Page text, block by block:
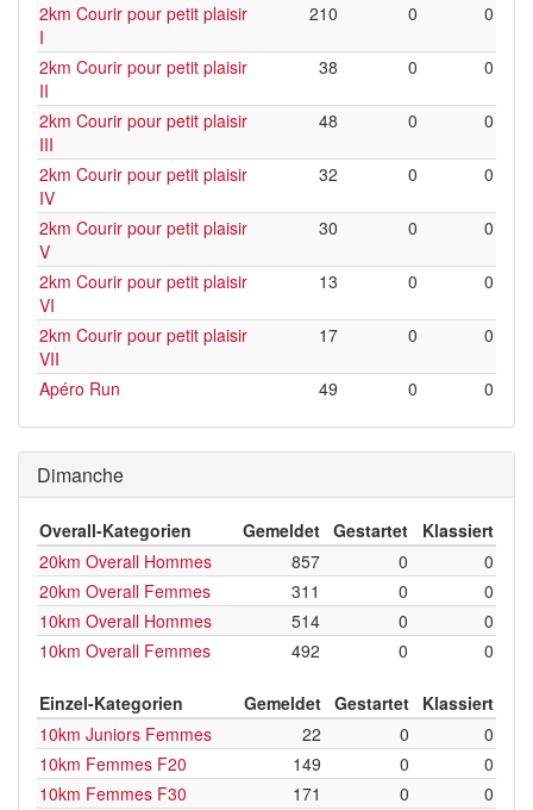
2km Courir pour petit plaisir
I
210 0 0
2km Courir pour petit plaisir
II
38 0 0
2km Courir pour petit plaisir
III
48 0 0
2km Courir pour petit plaisir
IV
32 0 0
2km Courir pour petit plaisir
V
30 0 0
2km Courir pour petit plaisir
VI
13 0 0
2km Courir pour petit plaisir
VII
17 0 0
Apéro Run 49 0 0
Dimanche
Overall-Kategorien Gemeldet Gestartet
Klassiert
20km Overall Hommes
857 0
0
20km Overall Femmes
311 0
0
10km Overall Hommes
514 0
0
10km Overall Femmes
492 0 0
Einzel-Kategorien Gemeldet Gestartet Klassiert
10km Juniors Femmes
22 0
0
10km Femmes F20
149 0
0
10km Femmes F30
171 0
0